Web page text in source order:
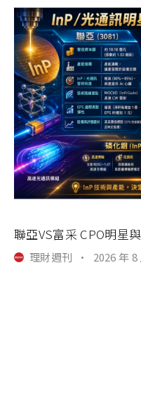
聯亞VS富采 CPO明星
理財週刊 · 2026 年 8